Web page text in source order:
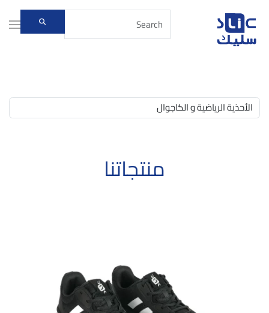
Skip to main content
منتجاتنا